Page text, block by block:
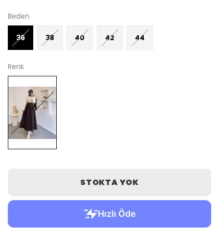
Beden
36 38 40 42 44
Renk
STOKTA YOK